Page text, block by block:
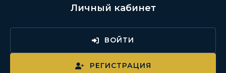
Личный кабинет
ВОЙТИ
РЕГИСТРАЦИЯ